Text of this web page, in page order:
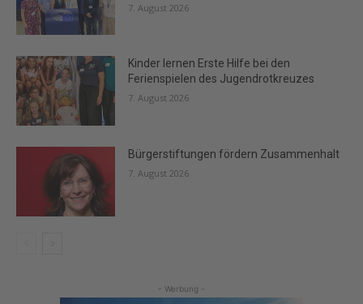
7. August 2026
Kinder lernen Erste Hilfe bei den
Ferienspielen des Jugendrotkreuzes
7. August 2026
Bürgerstiftungen fördern Zusammenhalt
7. August 2026
- Werbung -